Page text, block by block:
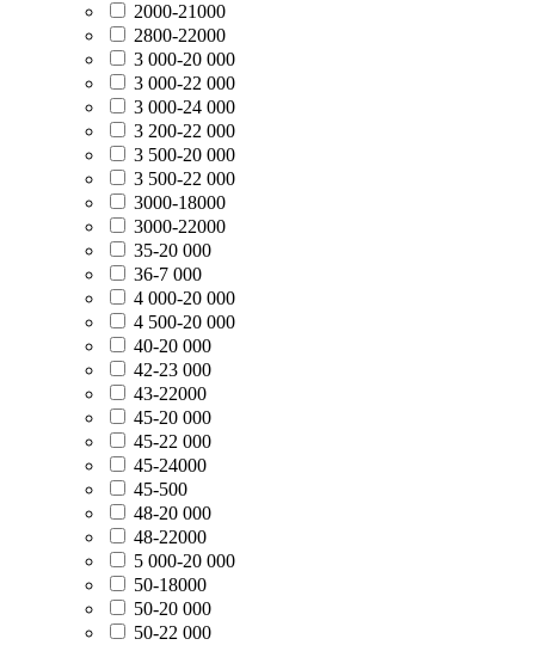
2000-21000
2800-22000
3 000-20 000
3 000-22 000
3 000-24 000
3 200-22 000
3 500-20 000
3 500-22 000
3000-18000
3000-22000
35-20 000
36-7 000
4 000-20 000
4 500-20 000
40-20 000
42-23 000
43-22000
45-20 000
45-22 000
45-24000
45-500
48-20 000
48-22000
5 000-20 000
50-18000
50-20 000
50-22 000